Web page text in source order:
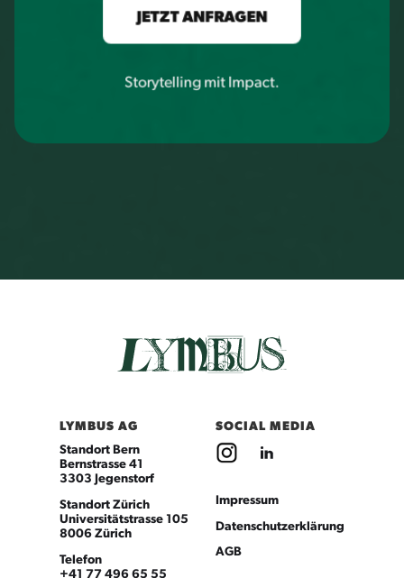
JETZT ANFRAGEN
Storytelling mit Impact.
LYMBUS AG
Standort Bern
Bernstrasse 41
3303 Jegenstorf
Standort Zürich
Universitätstrasse 105
8006 Zürich
Telefon
+41 77 496 65 55
SOCIAL MEDIA
Impressum
Datenschutzerklärung
AGB